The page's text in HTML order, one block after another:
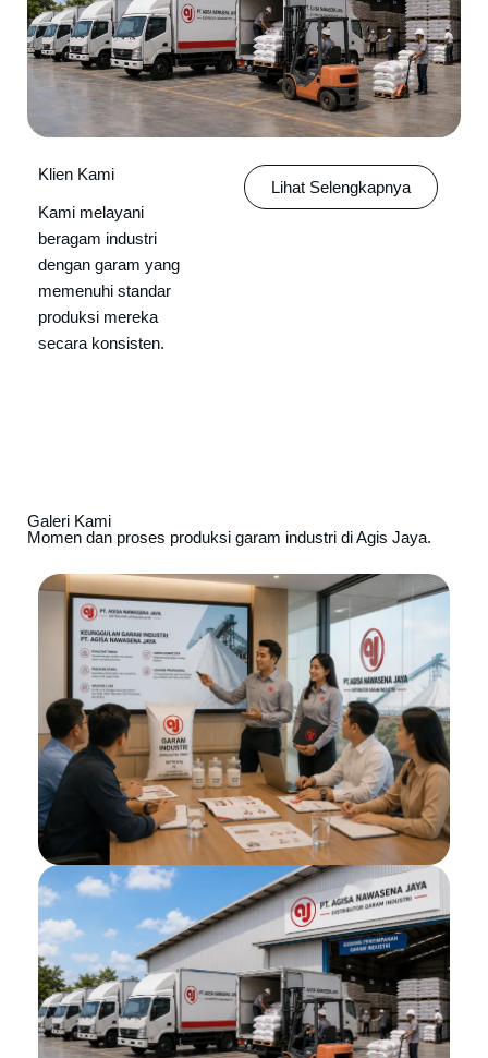
Klien Kami
Kami melayani
beragam industri
dengan garam yang
memenuhi standar
produksi mereka
secara konsisten.
Lihat Selengkapnya
Galeri Kami
Momen dan proses produksi garam industri di Agis Jaya.